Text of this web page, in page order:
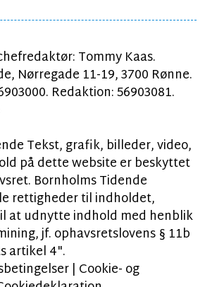
Tommy Kaas.
Nørregade 11-19, 3700 Rønne.
Redaktion: 56903081.
Tekst, grafik, billeder, video,
på dette website er beskyttet
Bornholms Tidende
rettigheder til indholdet,
at udnytte indhold med henblik
jf. ophavsretslovens § 11b
artikel 4".
| Cookie- og